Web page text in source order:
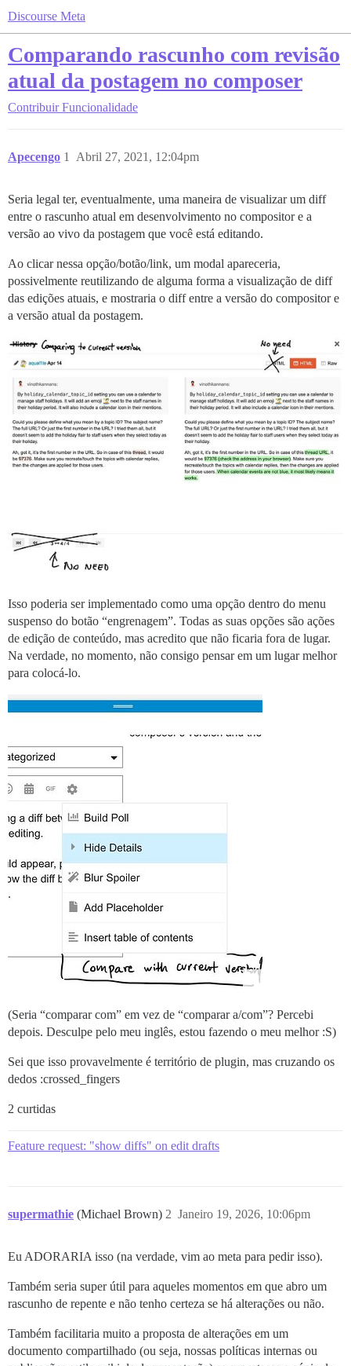
Discourse Meta
Comparando rascunho com revisão
atual da postagem no composer
Contribuir Funcionalidade
Apecengo Abril 27, 2021, 12:04pm
1
Seria legal ter, eventualmente, uma maneira de visualizar um diff
entre o rascunho atual em desenvolvimento no compositor e a
versão ao vivo da postagem que você está editando.
Ao clicar nessa opção/botão/link, um modal apareceria,
possivelmente reutilizando de alguma forma a visualização de diff
das edições atuais, e mostraria o diff entre a versão do compositor e
a versão atual da postagem.
Isso poderia ser implementado como uma opção dentro do menu
suspenso do botão “engrenagem”. Todas as suas opções são ações
de edição de conteúdo, mas acredito que não ficaria fora de lugar.
Na verdade, no momento, não consigo pensar em um lugar melhor
para colocá-lo.
(Seria “comparar com” em vez de “comparar a/com”? Percebi
depois. Desculpe pelo meu inglês, estou fazendo o meu melhor :S)
Sei que isso provavelmente é território de plugin, mas cruzando os
dedos :crossed_fingers
2 curtidas
Feature request: "show diffs" on edit drafts
supermathie (Michael Brown) Janeiro 19, 2026, 10:06pm
2
Eu ADORARIA isso (na verdade, vim ao meta para pedir isso).
Também seria super útil para aqueles momentos em que abro um
rascunho de repente e não tenho certeza se há alterações ou não.
Também facilitaria muito a proposta de alterações em um
documento compartilhado (ou seja, nossas políticas internas ou